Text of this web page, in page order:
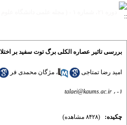
بررسی تاثیر عصاره الکلی برگ‌ توت‌ سفید بر
امید رضا تمتاجی ، مژگان محمدی فر
۱- ، talaei@kaums.ac.ir
چکیده: (۸۴۲۸ مشاهده)